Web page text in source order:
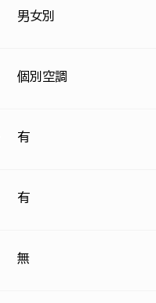
男女別
個別空調
有
有
無